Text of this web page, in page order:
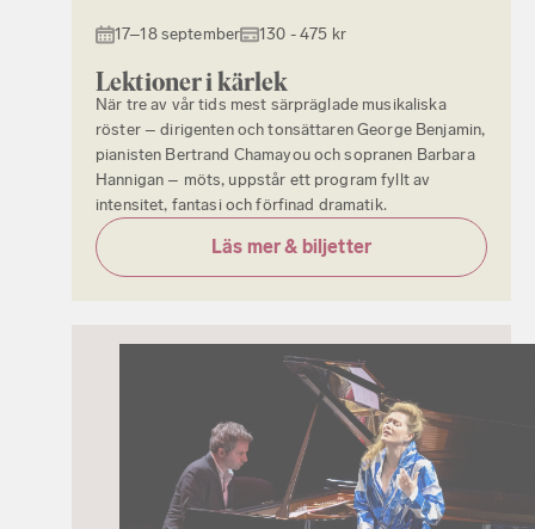
17–18 september 130 - 475 kr
Lektioner i kärlek
När tre av vår tids mest särpräglade musikaliska
röster – dirigenten och tonsättaren George Benjamin,
pianisten Bertrand Chamayou och sopranen Barbara
Hannigan – möts, uppstår ett program fyllt av
intensitet, fantasi och förfinad dramatik.
Läs mer & biljetter